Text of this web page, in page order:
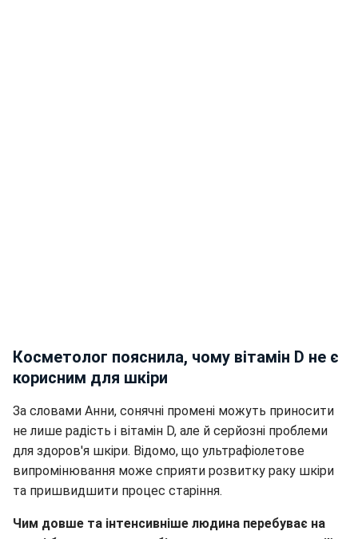
Косметолог пояснила, чому вітамін D не є
корисним для шкіри
За словами Анни, сонячні промені можуть приносити
не лише радість і вітамін D, але й серйозні проблеми
для здоров'я шкіри. Відомо, що ультрафіолетове
випромінювання може сприяти розвитку раку шкіри
та пришвидшити процес старіння.
Чим довше та інтенсивніше людина перебуває на